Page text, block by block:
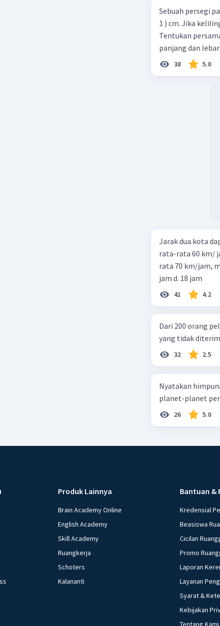
Sebuah persegi
1 ) cm. Jika
Tentukan
panjang dan
38 5.0
Jarak dua kota
rata-rata 60 km/
rata 70 km/jam, maka
jam d. 18 jam
41 4.2
Dari 200 orang
yang tidak
32 2.5
Nyatakan
planet-planet
26 5.0
Produk Lainnya
Brain Academy Online
English Academy
Skill Academy
Ruangkerja
Schoters
Kalananti
Bantuan &
Kredensial
Beasiswa
Cicilan
Promo
Laporan
Layanan
Syarat &
Kebijakan
Tentang Kami